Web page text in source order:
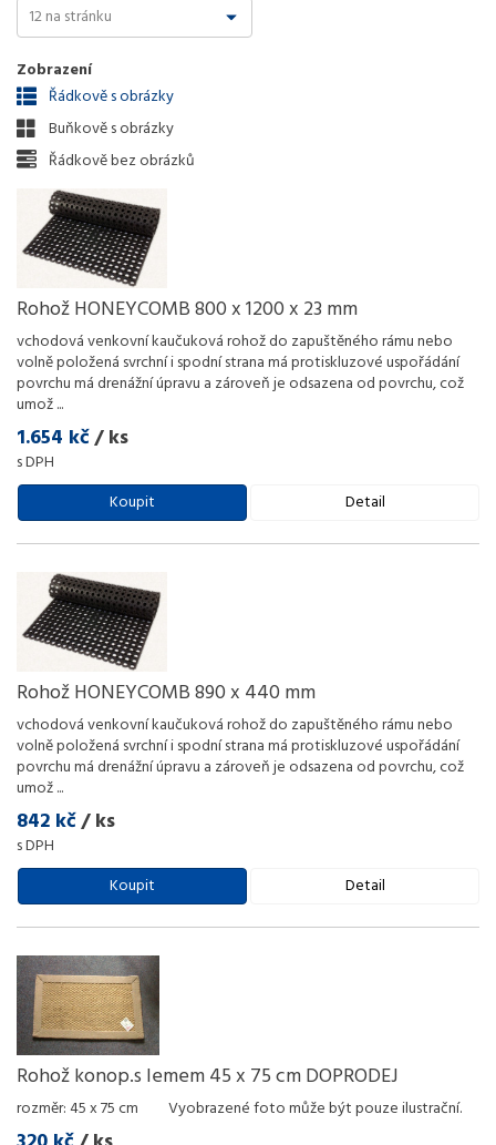
Zobrazení
Řádkově s obrázky
Buňkově s obrázky
Řádkově bez obrázků
Rohož HONEYCOMB 800 x 1200 x 23 mm
vchodová venkovní kaučuková rohož do zapuštěného rámu nebo
volně položená svrchní i spodní strana má protiskluzové uspořádání
povrchu má drenážní úpravu a zároveň je odsazena od povrchu, což
umož...
1.654 kč/ ks
s DPH
Koupit
Detail
Rohož HONEYCOMB 890 x 440 mm
vchodová venkovní kaučuková rohož do zapuštěného rámu nebo
volně položená svrchní i spodní strana má protiskluzové uspořádání
povrchu má drenážní úpravu a zároveň je odsazena od povrchu, což
umož...
842 kč/ ks
s DPH
Koupit
Detail
Rohož konop.s lemem 45 x 75 cm DOPRODEJ
rozměr: 45 x 75 cm Vyobrazené foto může být pouze ilustrační.